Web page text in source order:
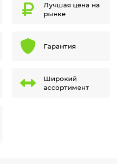
Лучшая цена на
рынке
Гарантия
Широкий
ассортимент